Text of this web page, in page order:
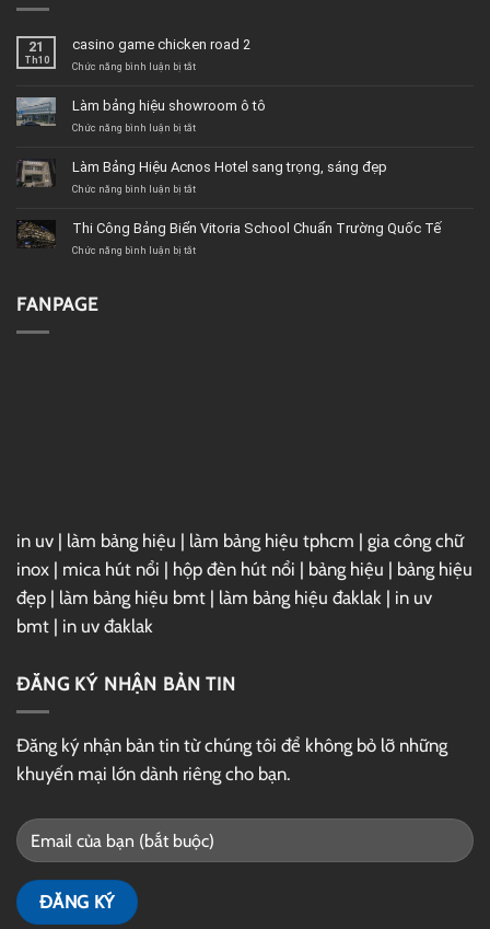
21
Th10
casino game chicken road 2
Chức năng bình luận bị tắtở
chicken
road
Làm bảng hiệu showroom ô tô
Chức năng bình luận bị tắtở
hiệu
showroom
Làm Bảng Hiệu Acnos Hotel sang trọng, sáng đẹp
Chức năng bình luận bị tắtở
Hiệu
Acnos
Thi Công Bảng Biển Vitoria School Chuẩn Trường Quốc Tế
Chức năng bình luận bị tắtở
FANPAGE
in uv | làm bảng hiệu | làm bảng hiệu tphcm | gia công chữ
inox | mica hút nổi | hộp đèn hút nổi | bảng hiệu | bảng hiệu
đẹp | làm bảng hiệu bmt | làm bảng hiệu đaklak | in uv
bmt | in uv đaklak
ĐĂNG KÝ NHẬN BẢN TIN
Đăng ký nhận bản tin từ chúng tôi để không bỏ lỡ những
khuyến mại lớn dành riêng cho bạn.